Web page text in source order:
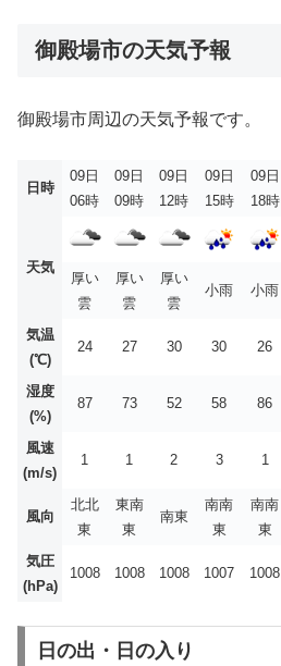
御殿場市の天気予報
御殿場市周辺の天気予報です。
日時
09日
06時
09日
09時
09日
12時
09日
15時
09日
18時
天気
厚い
雲
厚い
雲
厚い
雲
小雨 小雨
気温
(℃)
24 27 30 30 26
湿度
(%)
87 73 52 58 86
風速
(m/s)
1 1 2 3 1
風向
北北
東
東南
東
南東
南南
東
南南
東
気圧
(hPa)
1008 1008 1008 1007 1008
日の出・日の入り